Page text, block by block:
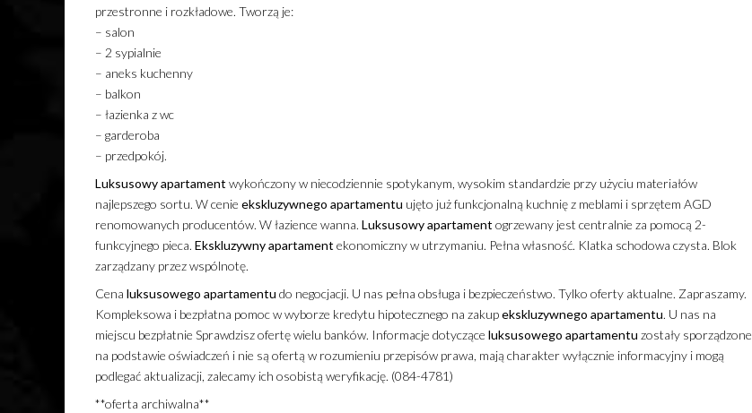
przestronne i rozkładowe. Tworzą je:
– salon
– 2 sypialnie
– aneks kuchenny
– balkon
– łazienka z wc
– garderoba
– przedpokój.
Luksusowy apartament wykończony w niecodziennie spotykanym, wysokim standardzie przy użyciu materiałów
najlepszego sortu. W cenie ekskluzywnego apartamentu ujęto już funkcjonalną kuchnię z meblami i sprzętem AGD
renomowanych producentów. W łazience wanna. Luksusowy apartament ogrzewany jest centralnie za pomocą 2-
funkcyjnego pieca. Ekskluzywny apartament ekonomiczny w utrzymaniu. Pełna własność. Klatka schodowa czysta. Blok
zarządzany przez wspólnotę.
Cena luksusowego apartamentu do negocjacji. U nas pełna obsługa i bezpieczeństwo. Tylko oferty aktualne. Zapraszamy.
Kompleksowa i bezpłatna pomoc w wyborze kredytu hipotecznego na zakupekskluzywnego apartamentu. U nas na
miejscu bezpłatnie Sprawdzisz ofertę wielu banków. Informacje dotyczące luksusowego apartamentu zostały sporządzone
na podstawie oświadczeń i nie są ofertą w rozumieniu przepisów prawa, mają charakter wyłącznie informacyjny i mogą
podlegać aktualizacji, zalecamy ich osobistą weryfikację. (084-4781)
**oferta archiwalna**